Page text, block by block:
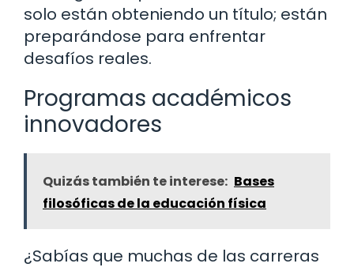
solo están obteniendo un título; están
preparándose para enfrentar
desafíos reales.
Programas académicos
innovadores
Quizás también te interese: Bases
filosóficas de la educación física
¿Sabías que muchas de las carreras